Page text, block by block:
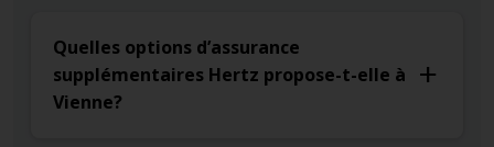
Quelles options d’assurance
supplémentaires Hertz propose-t-elle à
Vienne?